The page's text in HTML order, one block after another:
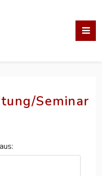
Seminar